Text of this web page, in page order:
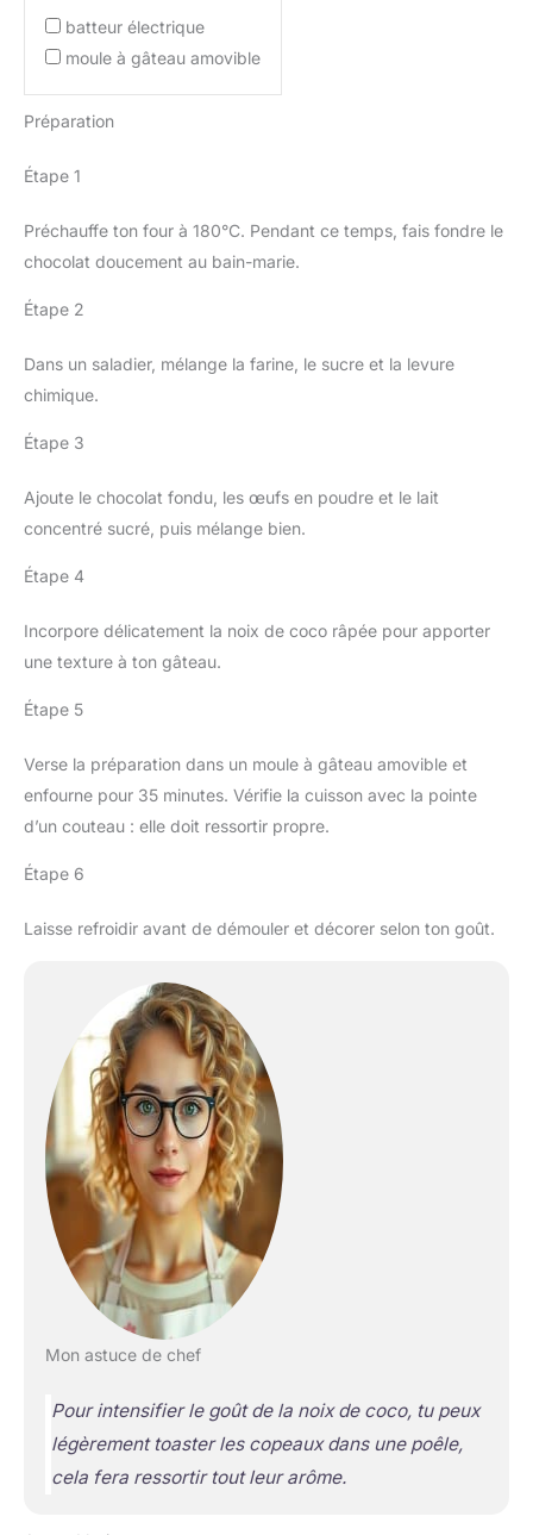
batteur électrique
moule à gâteau amovible
Préparation
Étape 1
Préchauffe ton four à 180°C. Pendant ce temps, fais fondre le
chocolat doucement au bain-marie.
Étape 2
Dans un saladier, mélange la farine, le sucre et la levure
chimique.
Étape 3
Ajoute le chocolat fondu, les œufs en poudre et le lait
concentré sucré, puis mélange bien.
Étape 4
Incorpore délicatement la noix de coco râpée pour apporter
une texture à ton gâteau.
Étape 5
Verse la préparation dans un moule à gâteau amovible et
enfourne pour 35 minutes. Vérifie la cuisson avec la pointe
d’un couteau : elle doit ressortir propre.
Étape 6
Laisse refroidir avant de démouler et décorer selon ton goût.
Mon astuce de chef
Pour intensifier le goût de la noix de coco, tu peux
légèrement toaster les copeaux dans une poêle,
cela fera ressortir tout leur arôme.